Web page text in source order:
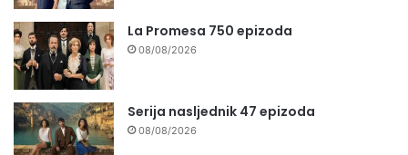
La Promesa 750 epizoda
08/08/2026
Serija nasljednik 47 epizoda
08/08/2026